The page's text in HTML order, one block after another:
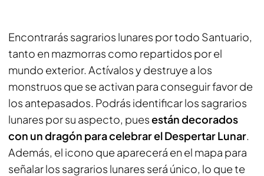
Encontrarás sagrarios lunares por todo Santuario,
tanto en mazmorras como repartidos por el
mundo exterior. Actívalos y destruye a los
monstruos que se activan para conseguir favor de
los antepasados. Podrás identificar los sagrarios
lunares por su aspecto, puesestán decorados
con un dragón para celebrar el Despertar Lunar.
Además, el icono que aparecerá en el mapa para
señalar los sagrarios lunares será único, lo que te